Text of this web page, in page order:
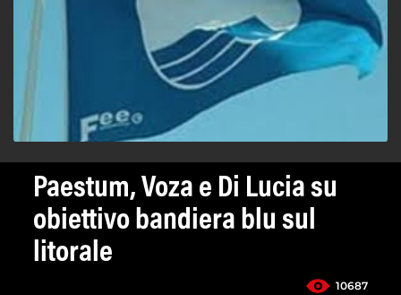
Paestum, Voza e Di Lucia su
obiettivo bandiera blu sul
litorale
10687